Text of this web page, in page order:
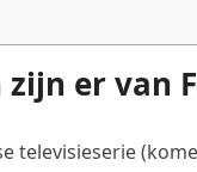
er van
televisieserie